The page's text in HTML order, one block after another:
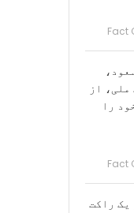
Fact
از
را
Fact
یک راکت